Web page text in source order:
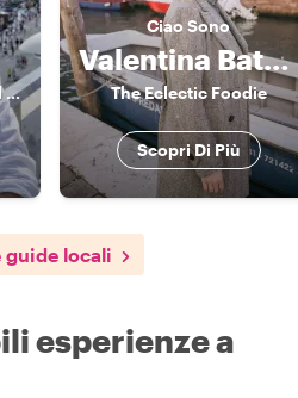
Hidden Venice and Local Stories
Ciao Sono
Valentina Battocchio
The Eclectic Foodie
Scopri Di Più
guide locali
esperienze a